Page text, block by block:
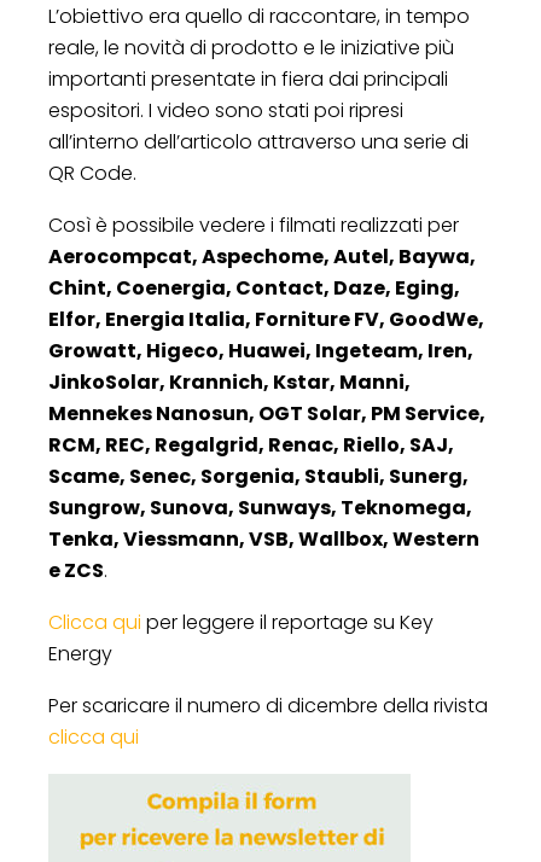
L’obiettivo era quello di raccontare, in tempo
reale, le novità di prodotto e le iniziative più
importanti presentate in fiera dai principali
espositori. I video sono stati poi ripresi
all’interno dell’articolo attraverso una serie di
QR Code.
Così è possibile vedere i filmati realizzati per
Aerocompcat, Aspechome, Autel, Baywa,
Chint, Coenergia, Contact, Daze, Eging,
Elfor, Energia Italia, Forniture FV, GoodWe,
Growatt, Higeco, Huawei, Ingeteam, Iren,
JinkoSolar, Krannich, Kstar, Manni,
Mennekes Nanosun, OGT Solar, PM Service,
RCM, REC, Regalgrid, Renac, Riello, SAJ,
Scame, Senec, Sorgenia, Staubli, Sunerg,
Sungrow, Sunova, Sunways, Teknomega,
Tenka, Viessmann, VSB, Wallbox, Western
e ZCS.
Clicca qui per leggere il reportage su Key
Energy
Per scaricare il numero di dicembre della rivista
clicca qui